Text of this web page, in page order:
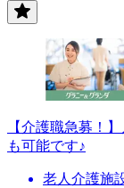
【介護職急募！
も可能です♪
老人介護施